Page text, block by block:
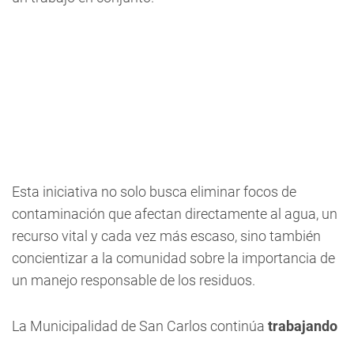
Esta iniciativa no solo busca eliminar focos de
contaminación que afectan directamente al agua, un
recurso vital y cada vez más escaso, sino también
concientizar a la comunidad sobre la importancia de
un manejo responsable de los residuos.
La Municipalidad de San Carlos continúa trabajando